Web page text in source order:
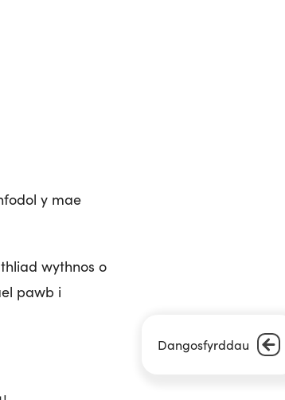
Dangosfyrddau
y mae
wythnos o
pawb i